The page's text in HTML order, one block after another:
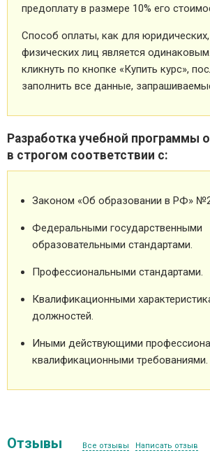
предоплату в размере 10% его
Способ оплаты, как для
физических лиц является
кликнуть по кнопке «Купить курс»,
заполнить все данные,
Разработка учебной программы
в строгом соответствии с:
Законом «Об образовании в РФ»
Федеральными государственными
образовательными стандартами.
Профессиональными стандартами.
Квалификационными
должностей.
Иными действующими
квалификационными требованиями.
Отзывы Все отзывы Написать отзыв